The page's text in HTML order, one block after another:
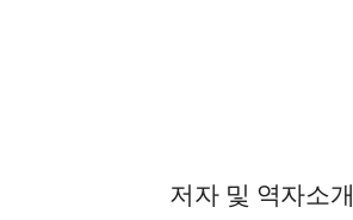
저자 및 역자소개